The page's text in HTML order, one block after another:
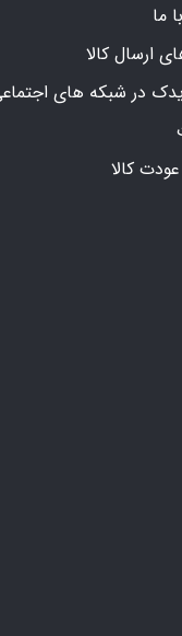
ما
ارسال کالا
در شبکه های
کالا